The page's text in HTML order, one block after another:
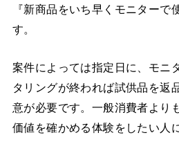
『新商品をいち早くモニターで
す。
案件によっては指定日に、モニ
タリングが終われば試供品を返
意が必要です。一般消費者より
価値を確かめる体験をしたい人